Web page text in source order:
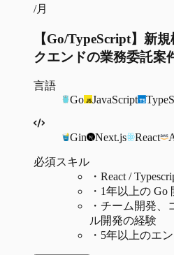
/月
【Go/TypeScript】新
クエンドの業務委託案
言語
Go
JavaScript
Gin Next.js React
必須スキル
・ React /
・ 1年以上の Go
・ チーム開発、
ル開発の経験
・ 5年以上のエ